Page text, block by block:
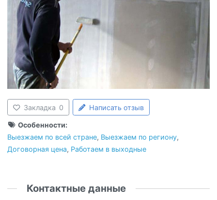
Закладка 0 Написать отзыв
Особенности:
Выезжаем по всей стране, Выезжаем по региону,
Договорная цена, Работаем в выходные
Контактные данные